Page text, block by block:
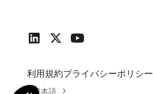
利用規約プライバシーポリシー
日本語